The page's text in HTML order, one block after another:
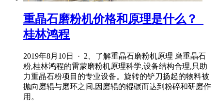
重晶石磨粉机价格和原理是什么？_
桂林鸿程
2019年8月10日 · 2、了解重晶石磨粉机原理 磨重晶石
粉,桂林鸿程的雷蒙磨粉机原理科学,设备结构合理,只助
力重晶石粉项目的专业设备。旋转的铲刀扬起的物料被
抛向磨辊与磨环之间,因磨辊的辊碾而达到粉碎和研磨作
用。